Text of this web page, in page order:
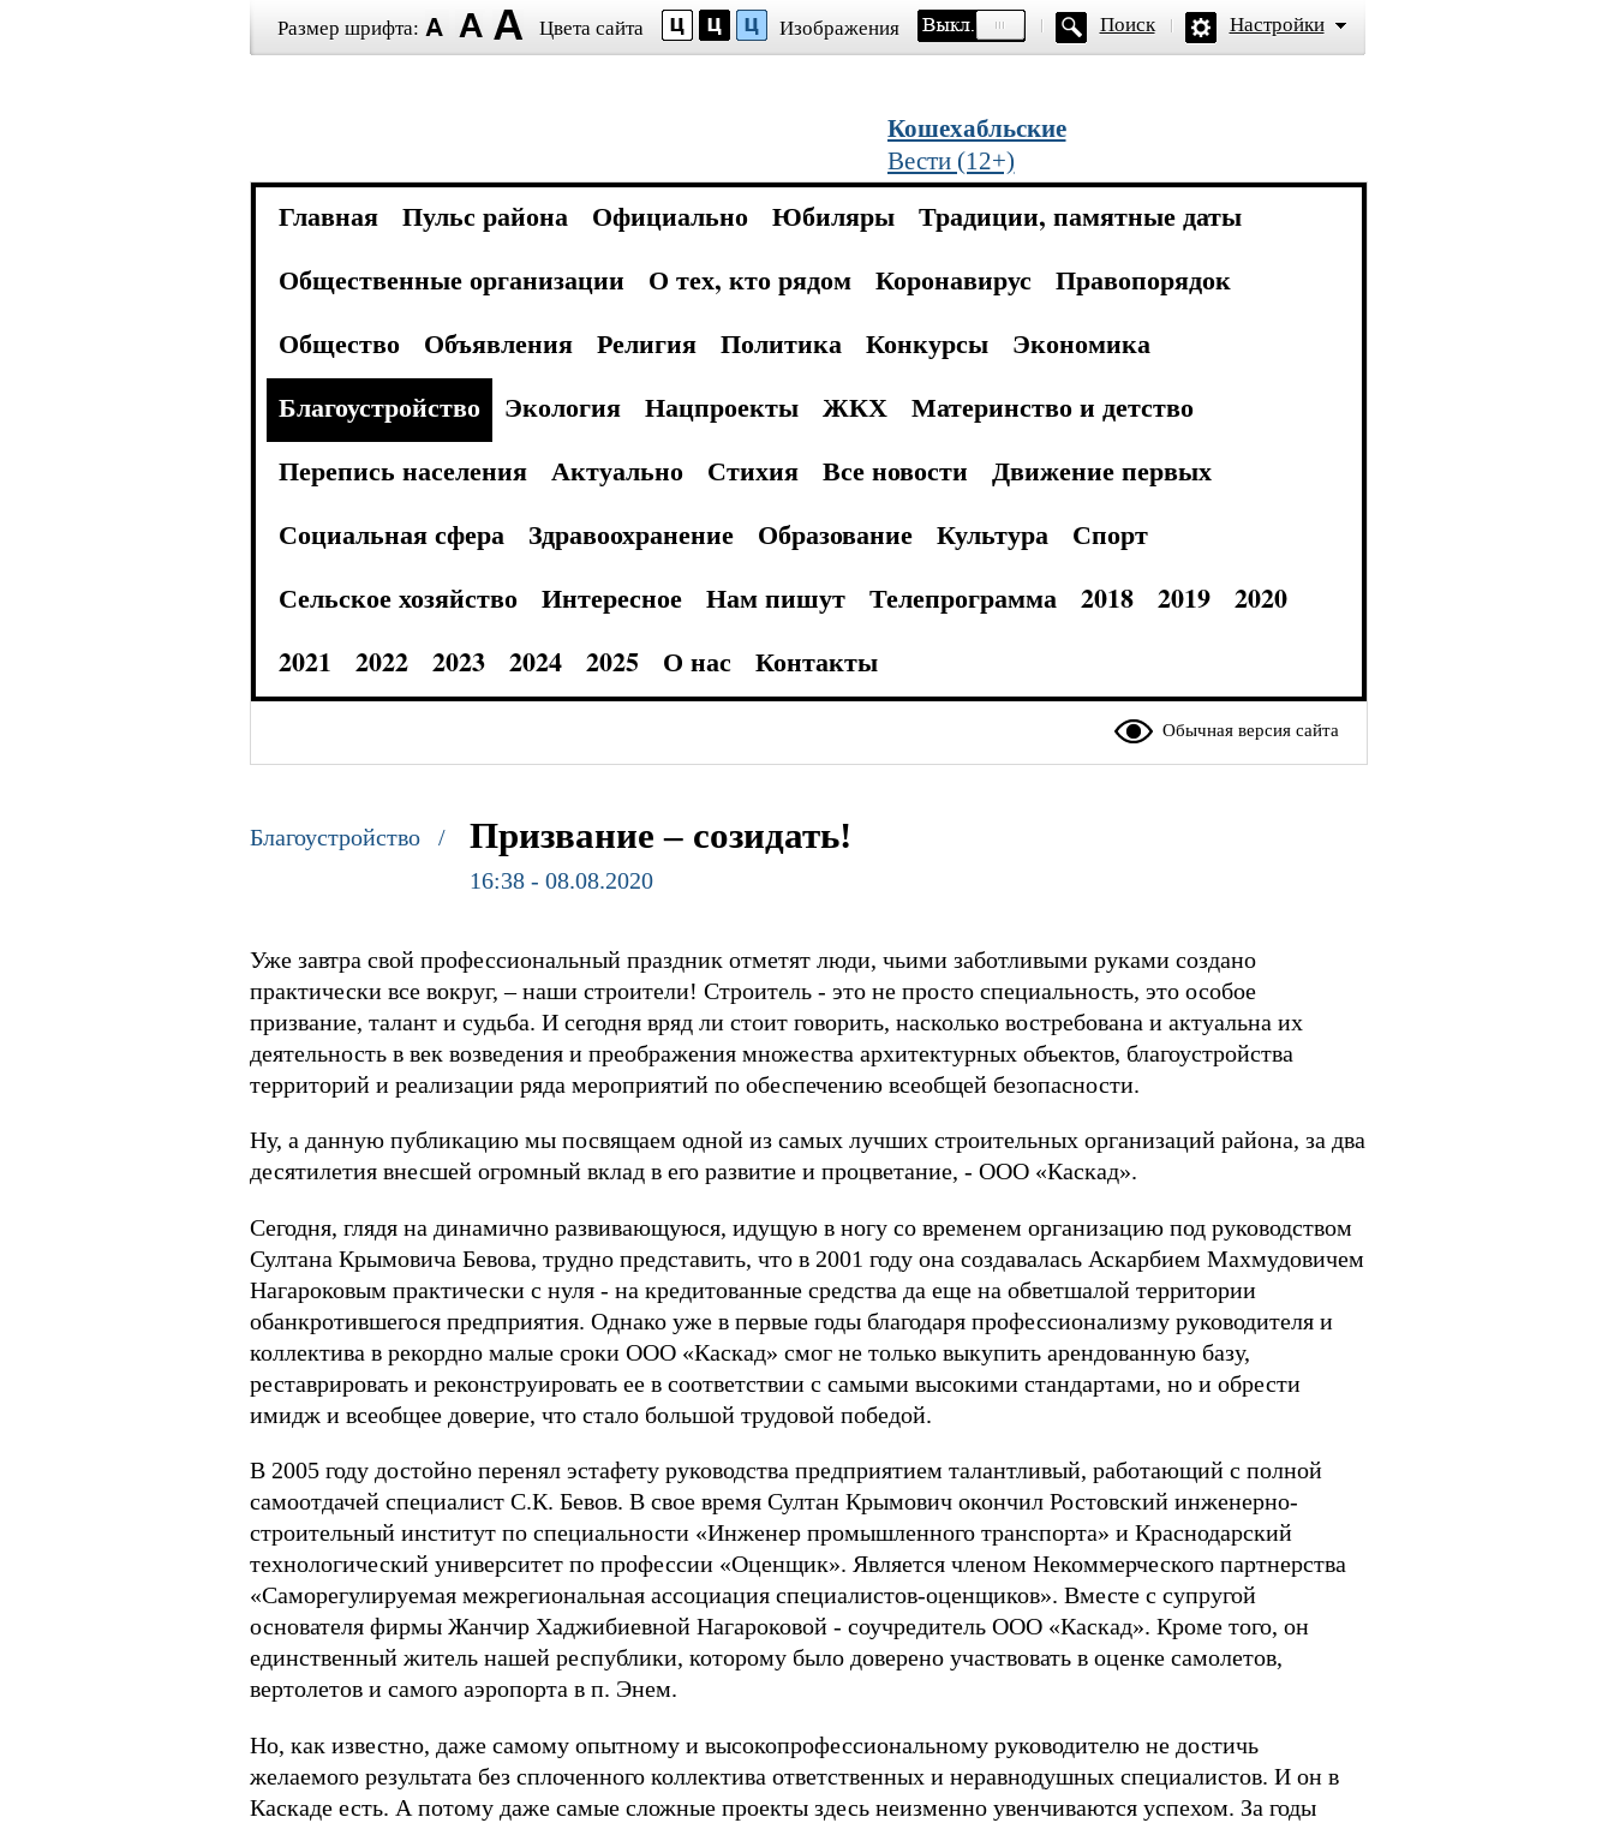
Размер шрифта: Цвета сайта Изображения Поиск Настройки
Кошехабльские
Вести (12+)
Главная Пульс района Официально Юбиляры
Традиции, памятные даты
Общественные организации
О тех, кто рядом Коронавирус
Правопорядок
Общество
Объявления Религия Политика Конкурсы
Экономика
Благоустройство
Экология Нацпроекты ЖКХ
Материнство и детство
Перепись населения
Актуально Стихия Все новости
Движение первых
Социальная сфера
Здравоохранение Образование Культура
Спорт
Сельское хозяйство
Интересное Нам пишут Телепрограмма 2018 2019
2020
2021
2022 2023 2024 2025 О нас Контакты
Обычная версия сайта
Благоустройство / Призвание – созидать!
16:38 - 08.08.2020
Уже завтра свой профессиональный праздник отметят люди, чьими заботливыми руками создано
практически все вокруг, – наши строители! Строитель - это не просто специальность, это особое
призвание, талант и судьба. И сегодня вряд ли стоит говорить, насколько востребована и актуальна их
деятельность в век возведения и преображения множества архитектурных объектов, благоустройства
территорий и реализации ряда мероприятий по обеспечению всеобщей безопасности.
Ну, а данную публикацию мы посвящаем одной из самых лучших строительных организаций района, за два
десятилетия внесшей огромный вклад в его развитие и процветание, - ООО «Каскад».
Сегодня, глядя на динамично развивающуюся, идущую в ногу со временем организацию под руководством
Султана Крымовича Бевова, трудно представить, что в 2001 году она создавалась Аскарбием Махмудовичем
Нагароковым практически с нуля - на кредитованные средства да еще на обветшалой территории
обанкротившегося предприятия. Однако уже в первые годы благодаря профессионализму руководителя и
коллектива в рекордно малые сроки ООО «Каскад» смог не только выкупить арендованную базу,
реставрировать и реконструировать ее в соответствии с самыми высокими стандартами, но и обрести
имидж и всеобщее доверие, что стало большой трудовой победой.
В 2005 году достойно перенял эстафету руководства предприятием талантливый, работающий с полной
самоотдачей специалист С.К. Бевов. В свое время Султан Крымович окончил Ростовский инженерно-
строительный институт по специальности «Инженер промышленного транспорта» и Краснодарский
технологический университет по профессии «Оценщик». Является членом Некоммерческого партнерства
«Саморегулируемая межрегиональная ассоциация специалистов-оценщиков». Вместе с супругой
основателя фирмы Жанчир Хаджибиевной Нагароковой - соучредитель ООО «Каскад». Кроме того, он
единственный житель нашей республики, которому было доверено участвовать в оценке самолетов,
вертолетов и самого аэропорта в п. Энем.
Но, как известно, даже самому опытному и высокопрофессиональному руководителю не достичь
желаемого результата без сплоченного коллектива ответственных и неравнодушных специалистов. И он в
Каскаде есть. А потому даже самые сложные проекты здесь неизменно увенчиваются успехом. За годы